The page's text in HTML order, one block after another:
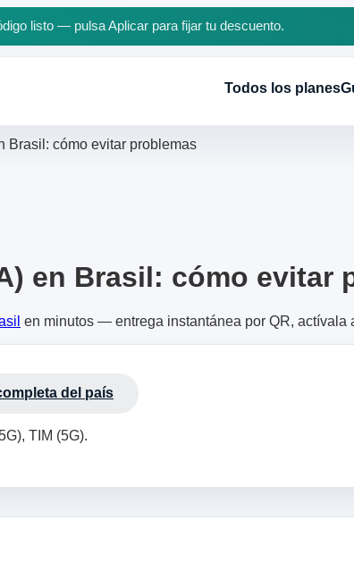
listo — pulsa Aplicar para fijar tu descuento.
Todos los planes
Brasil: cómo evitar problemas
en Brasil: cómo evitar
en minutos — entrega instantánea por QR, actívala
del país
TIM (5G).